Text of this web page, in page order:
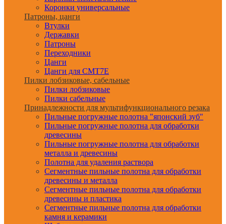
Коронки универсальные
Патроны, цанги
Втулки
Державки
Патроны
Переходники
Цанги
Цанги для CMT7E
Пилки лобзиковые, сабельные
Пилки лобзиковые
Пилки сабельные
Принадлежности для мультифункционального резака
Пильные погружные полотна "японский зуб"
Пильные погружные полотна для обработки
древесины
Пильные погружные полотна для обработки
металла и древесины
Полотна для удаления раствора
Сегментные пильные полотна для обработки
древесины и металла
Сегментные пильные полотна для обработки
древесины и пластика
Сегментные пильные полотна для обработки
камня и керамики